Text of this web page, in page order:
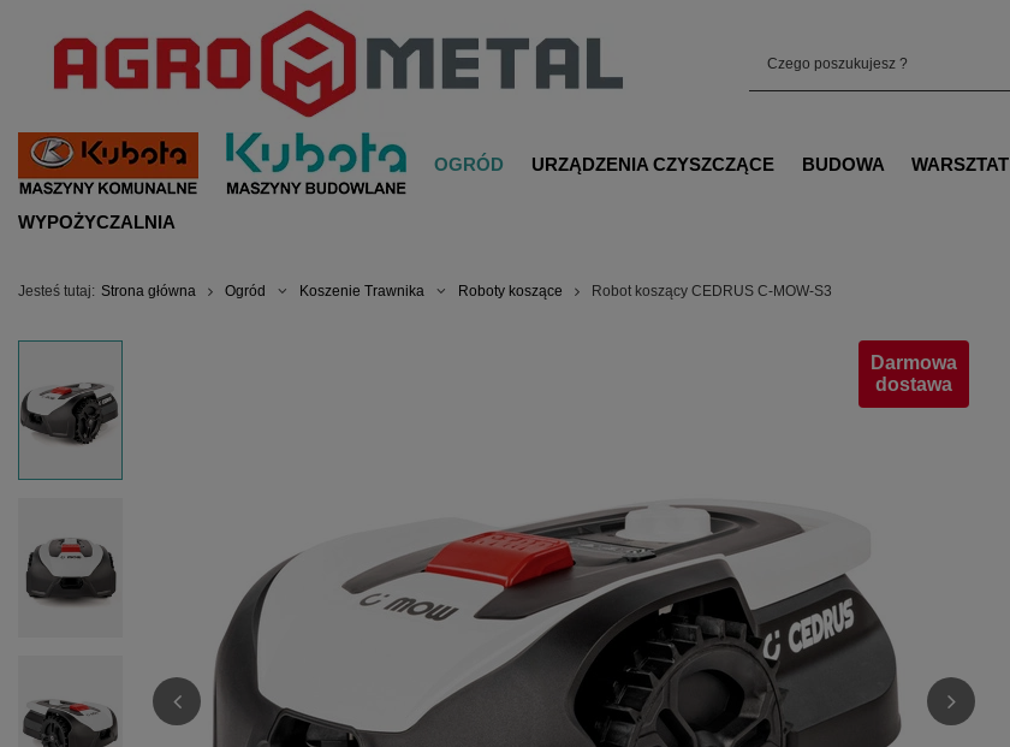
OGRÓD URZĄDZENIA CZYSZCZĄCE BUDOWA WARSZTAT
WYPOŻYCZALNIA
Jesteś tutaj: Strona główna Ogród Koszenie Trawnika Roboty koszące Robot koszący CEDRUS C-MOW-S3
Darmowa
dostawa